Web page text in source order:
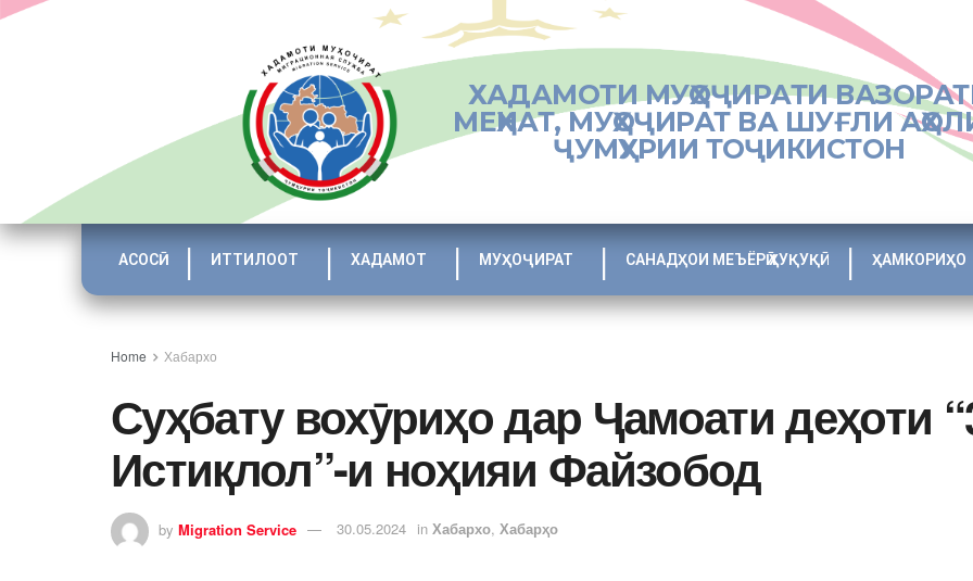
ХАДАМОТИ МУҲОҶИРАТИ
МЕҲНАТ, МУҲОҶИРАТ ВА ШУҒЛИ
ҶУМҲУРИИ ТОҶИКИСТОН
АСОСӢ ИТТИЛООТ ХАДАМОТ МУҲОҶИРАТ САНАДҲОИ МЕЪЁРӢ ҲУҚУҚӢ ҲАМКОРИҲО
Home Хабархо
Суҳбату вохӯриҳо дар Ҷамоати деҳоти
Истиқлол”-и ноҳияи Файзобод
by Migration Service 30.05.2024 in Хабархо, Хабарҳо